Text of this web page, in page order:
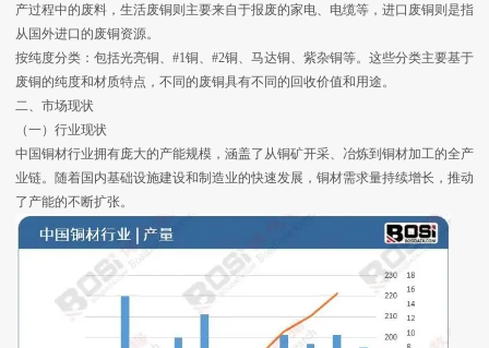
产过程中的废料，生活废铜则主要来自于报废的家电、电缆等，进口废铜则是指
从国外进口的废铜资源。
按纯度分类：包括光亮铜、#1铜、#2铜、马达铜、紫杂铜等。这些分类主要基于
废铜的纯度和材质特点，不同的废铜具有不同的回收价值和用途。
二、市场现状
（一）行业现状
中国铜材行业拥有庞大的产能规模，涵盖了从铜矿开采、冶炼到铜材加工的全产
业链。随着国内基础设施建设和制造业的快速发展，铜材需求量持续增长，推动
了产能的不断扩张。